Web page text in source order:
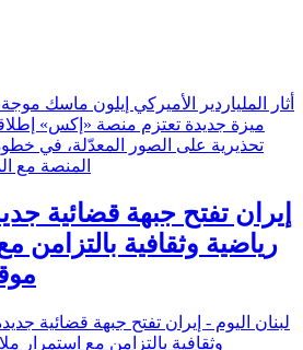
أثار الملياردير الأميركي إيلون ماسك
ميزة جديدة تعتزم منصة «إكس»
تحذيرية على الصور المعدّلة، في
المنصة مع
إيران تفتح جبهة قضائية
رياضية وثقافية بالتزامن